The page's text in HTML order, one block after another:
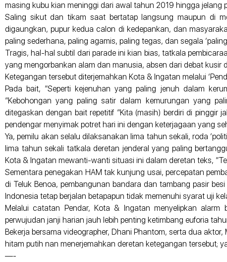
masing kubu kian meninggi dari awal tahun 2019 hingga jelang
Saling sikut dan tikam saat bertatap langsung maupun di
digaungkan, pupur kedua calon di kedepankan, dan
paling sederhana, paling agamis, paling tegas, dan segala
Tragis, hal-hal subtil dari parade ini kian bias, tatkala
yang mengorbankan alam dan manusia, absen dari debat kusir
Ketegangan tersebut diterjemahkan Kota & Ingatan melalui
Pada bait, ”Seperti kejenuhan yang paling jenuh dalam
”Kebohongan yang paling satir dalam kemurungan yang
ditegaskan dengan bait repetitif ”Kita (masih) berdiri di
pendengar menyimak potret hari ini dengan keterjagaan yang
Ya, pemilu akan selalu dilaksanakan lima tahun sekali, roda
lima tahun sekali tatkala deretan jenderal yang paling
Kota & Ingatan mewanti-wanti situasi ini dalam deretan teks,
Sementara penegakan HAM tak kunjung usai, percepatan
di Teluk Benoa, pembangunan bandara dan tambang pasir
Indonesia tetap berjalan betapapun tidak memenuhi syarat uji
Melalui catatan Pendar, Kota & Ingatan menyelipkan
perwujudan janji harian jauh lebih penting ketimbang euforia
Bekerja bersama videographer, Dhani Phantom, serta dua
hitam putih nan menerjemahkan deretan ketegangan tersebut;
—-